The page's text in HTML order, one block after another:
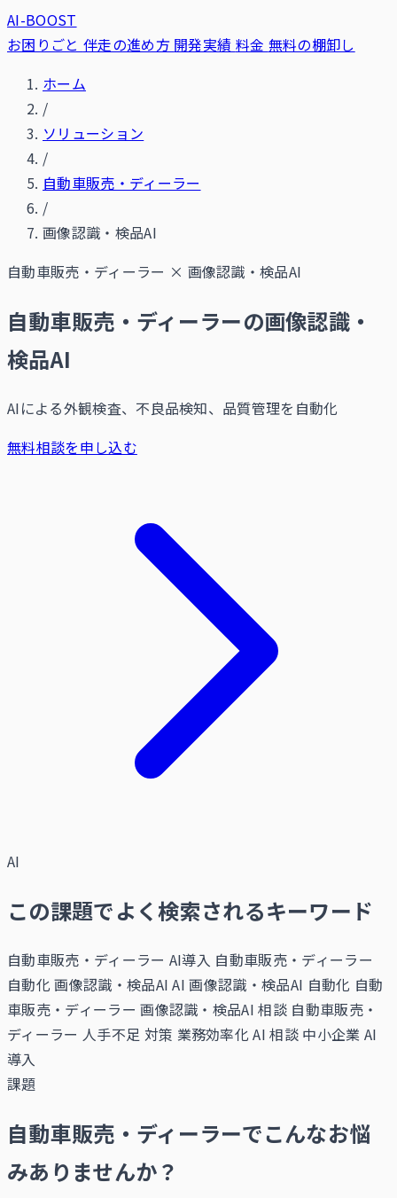
AI-BOOST
お困りごと 伴走の進め方 開発実績 料金 無料の棚卸し
ホーム
/
ソリューション
/
自動車販売・ディーラー
/
画像認識・検品AI
自動車販売・ディーラー × 画像認識・検品AI
自動車販売・ディーラーの画像認識・
検品AI
AIによる外観検査、不良品検知、品質管理を自動化
無料相談を申し込む
AI
この課題でよく検索されるキーワード
自動車販売・ディーラー AI導入 自動車販売・ディーラー
自動化 画像認識・検品AI AI 画像認識・検品AI 自動化 自動
車販売・ディーラー 画像認識・検品AI 相談 自動車販売・
ディーラー 人手不足 対策 業務効率化 AI 相談 中小企業 AI
導入
課題
自動車販売・ディーラーでこんなお悩
みありませんか？